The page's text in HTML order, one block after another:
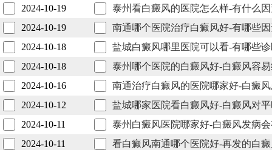
2024-10-19
泰州看白癜风的医院怎么样-有什么
2024-10-19
南通哪个医院治疗白癜风好-有哪些
2024-10-18
盐城白癜风哪里医院可以看-有哪些
2024-10-18
泰州哪个医院的白癜风好-白癜风容
2024-10-16
南通治疗白癜风的医院哪家好-白癜
2024-10-12
盐城哪家医院看白癜风好-白癜风对
2024-10-11
泰州白癜风医院哪家好-白癜风发病
2024-10-11
看白癜风南通哪个医院好-再发的白